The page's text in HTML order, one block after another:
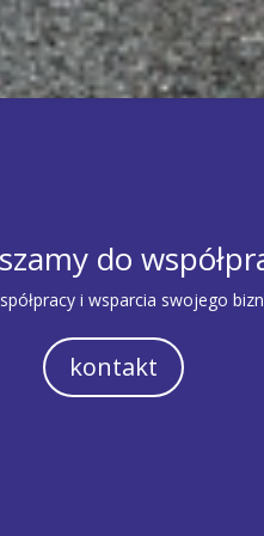
do
i wsparcia swojego
kontakt